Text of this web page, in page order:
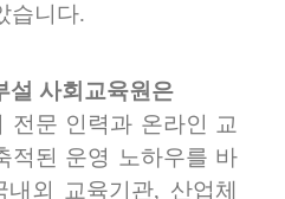
습니다.
설 사회교육원은
전문 인력과 온라인 교
적된 운영 노하우를 바
외 교육기관, 산업체